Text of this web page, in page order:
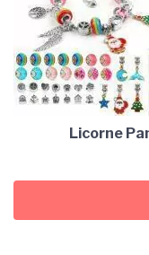
Licorne